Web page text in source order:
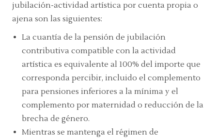
jubilación-actividad artística por cuenta propia o
ajena son las siguientes:
La cuantía de la pensión de jubilación
contributiva compatible con la actividad
artística es equivalente al 100% del importe que
corresponda percibir, incluido el complemento
para pensiones inferiores a la mínima y el
complemento por maternidad o reducción de la
brecha de género.
Mientras se mantenga el régimen de